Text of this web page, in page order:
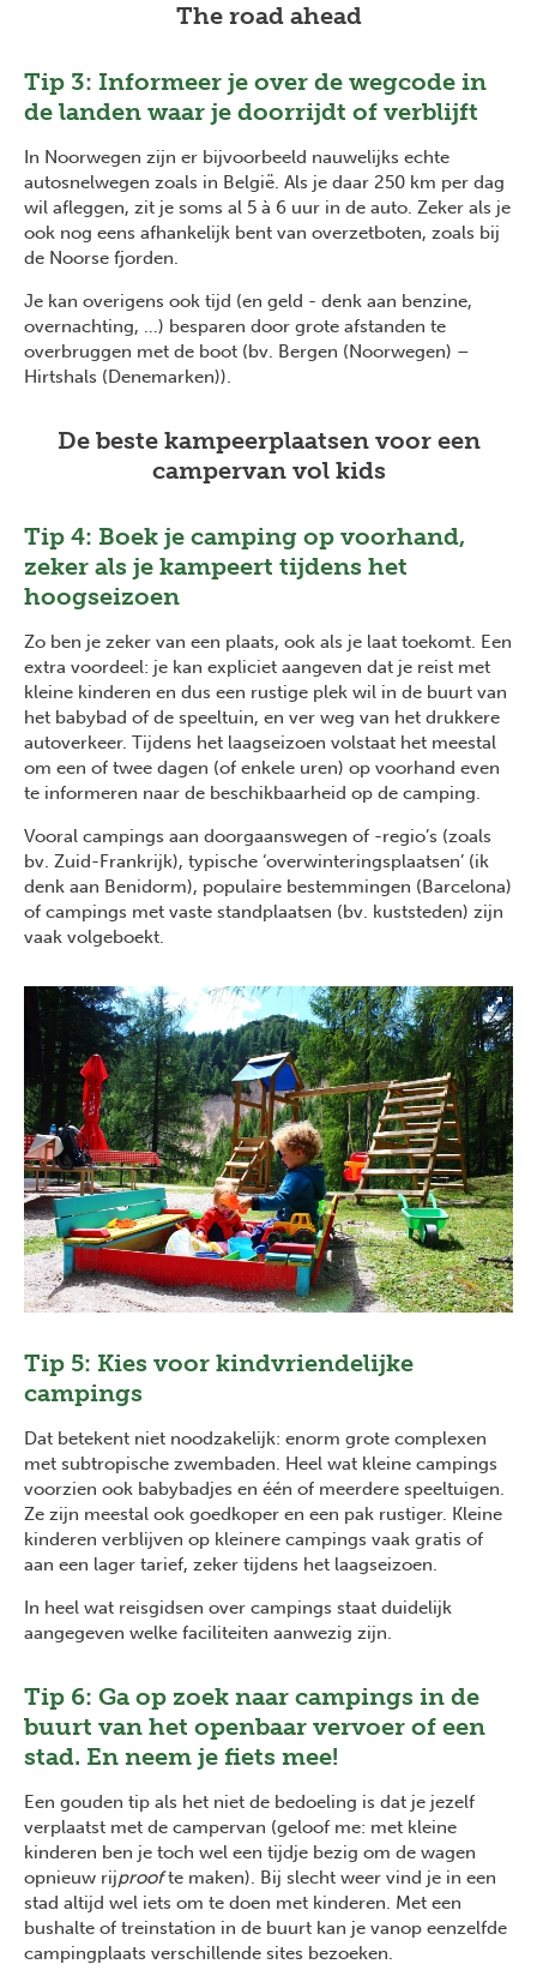
The road ahead
Tip 3: Informeer je over de wegcode in
de landen waar je doorrijdt of verblijft
In Noorwegen zijn er bijvoorbeeld nauwelijks echte
autosnelwegen zoals in België. Als je daar 250 km per dag
wil afleggen, zit je soms al 5 à 6 uur in de auto. Zeker als je
ook nog eens afhankelijk bent van overzetboten, zoals bij
de Noorse fjorden.
Je kan overigens ook tijd (en geld - denk aan benzine,
overnachting, …) besparen door grote afstanden te
overbruggen met de boot (bv. Bergen (Noorwegen) –
Hirtshals (Denemarken)).
De beste kampeerplaatsen voor een
campervan vol kids
Tip 4: Boek je camping op voorhand,
zeker als je kampeert tijdens het
hoogseizoen
Zo ben je zeker van een plaats, ook als je laat toekomt. Een
extra voordeel: je kan expliciet aangeven dat je reist met
kleine kinderen en dus een rustige plek wil in de buurt van
het babybad of de speeltuin, en ver weg van het drukkere
autoverkeer. Tijdens het laagseizoen volstaat het meestal
om een of twee dagen (of enkele uren) op voorhand even
te informeren naar de beschikbaarheid op de camping.
Vooral campings aan doorgaanswegen of -regio’s (zoals
bv. Zuid-Frankrijk), typische ‘overwinteringsplaatsen’ (ik
denk aan Benidorm), populaire bestemmingen (Barcelona)
of campings met vaste standplaatsen (bv. kuststeden) zijn
vaak volgeboekt.
Tip 5: Kies voor kindvriendelijke
campings
Dat betekent niet noodzakelijk: enorm grote complexen
met subtropische zwembaden. Heel wat kleine campings
voorzien ook babybadjes en één of meerdere speeltuigen.
Ze zijn meestal ook goedkoper en een pak rustiger. Kleine
kinderen verblijven op kleinere campings vaak gratis of
aan een lager tarief, zeker tijdens het laagseizoen.
In heel wat reisgidsen over campings staat duidelijk
aangegeven welke faciliteiten aanwezig zijn.
Tip 6: Ga op zoek naar campings in de
buurt van het openbaar vervoer of een
stad. En neem je fiets mee!
Een gouden tip als het niet de bedoeling is dat je jezelf
verplaatst met de campervan (geloof me: met kleine
kinderen ben je toch wel een tijdje bezig om de wagen
opnieuw rijproofte maken). Bij slecht weer vind je in een
stad altijd wel iets om te doen met kinderen. Met een
bushalte of treinstation in de buurt kan je vanop eenzelfde
campingplaats verschillende sites bezoeken.